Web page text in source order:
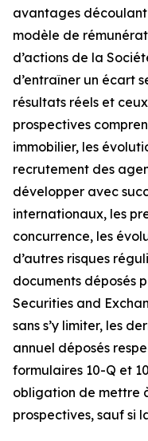
avantages
modèle de
d’actions de la
d’entraîner un écart
résultats réels et
prospectives
immobilier, les
recrutement des
développer avec
internationaux, les
concurrence, les
d’autres risques
documents déposés
Securities and
sans s’y limiter, les
annuel déposés
formulaires 10-Q et
obligation de mettre
prospectives, sauf si